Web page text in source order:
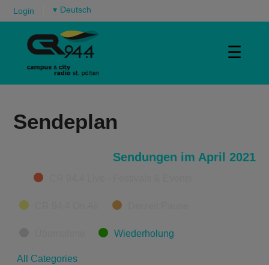
Login ▾
☰
Sendeplan
Sendungen im April 2021
Categories
Wiederholung
All Categories